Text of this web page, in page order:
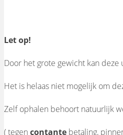
Let op!
Door het grote gewicht kan deze
Het is helaas niet mogelijk om
Zelf ophalen behoort natuurlijk
( tegen contante betaling,